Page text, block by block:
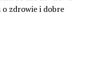
o zdrowie i dobre